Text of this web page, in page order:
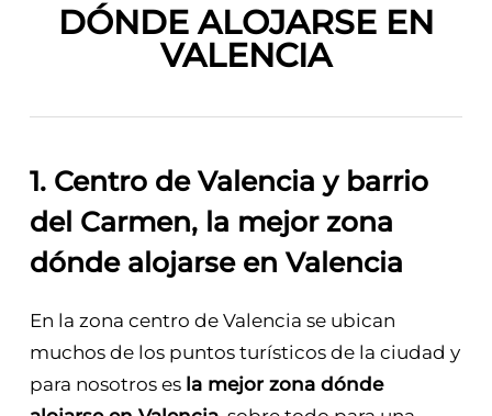
DÓNDE ALOJARSE EN
VALENCIA
1. Centro de Valencia y barrio
del Carmen, la mejor zona
dónde alojarse en Valencia
En la zona centro de Valencia se ubican
muchos de los puntos turísticos de la ciudad y
para nosotros es la mejor zona dónde